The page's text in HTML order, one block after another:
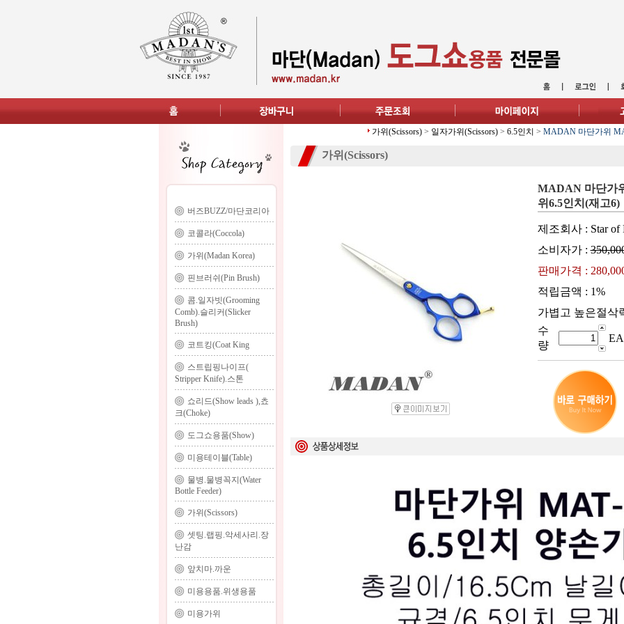
버즈BUZZ/마단코리아
코콜라(Coccola)
가위(Madan Korea)
핀브러쉬(Pin Brush)
콤.일자빗(Grooming
Comb).슬리커(Slicker
Brush)
코트킹(Coat King
스트립핑나이프(
Stripper Knife).스톤
쇼리드(Show leads ),쵸
크(Choke)
도그쇼용품(Show)
미용테이블(Table)
물병.물병꼭지(Water
Bottle Feeder)
가위(Scissors)
셋팅.랩핑.악세사리.장
난감
앞치마.까운
미용용품.위생용품
미용가위
가위(Scissors) > 일자가위(Scissors) > 6.5인치 > MADAN 마단가위
가위(Scissors)
MADAN 마단가
위6.5인치(재고6)
제조회사 : Star of
소비자가 :
판매가격 :
적립금액 : 1%
가볍고 높은절삭
수
량
EA